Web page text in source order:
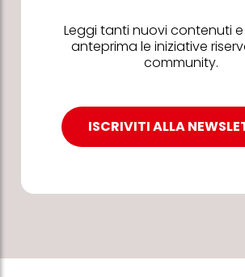
Leggi tanti nuovi contenuti
anteprima le iniziative
community.
ISCRIVITI ALLA